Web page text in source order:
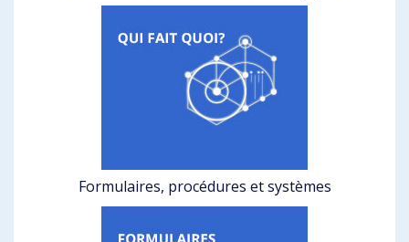
Formulaires, procédures et systèmes